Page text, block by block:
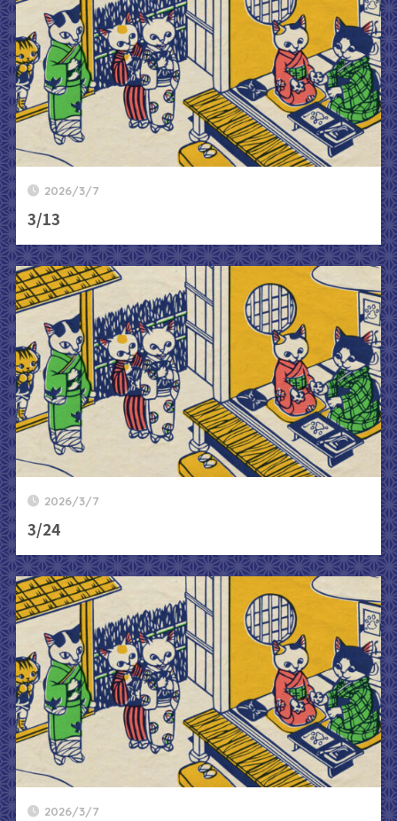
2026/3/7
3/13
2026/3/7
3/24
2026/3/7